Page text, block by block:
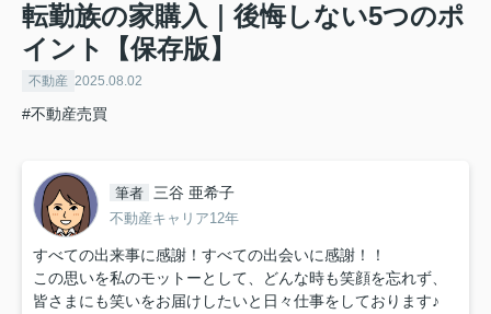
転勤族の家購入｜後悔しない5つのポ
イント【保存版】
不動産 2025.08.02
#不動産売買
筆者 三谷 亜希子
不動産キャリア12年
すべての出来事に感謝！すべての出会いに感謝！！
この思いを私のモットーとして、どんな時も笑顔を忘れず、
皆さまにも笑いをお届けしたいと日々仕事をしております♪